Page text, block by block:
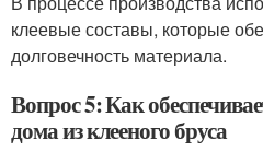
клеевые составы, которые
долговечность материала.
Вопрос 5: Как
дома из клееного бруса